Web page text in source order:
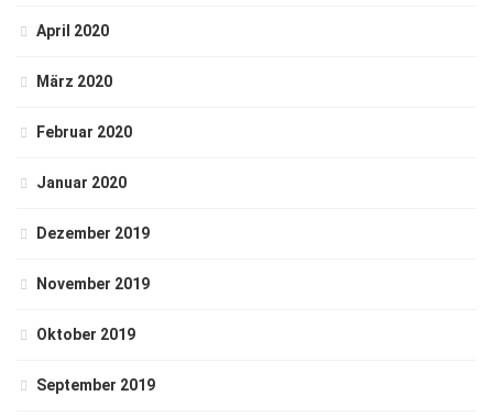
April 2020
März 2020
Februar 2020
Januar 2020
Dezember 2019
November 2019
Oktober 2019
September 2019